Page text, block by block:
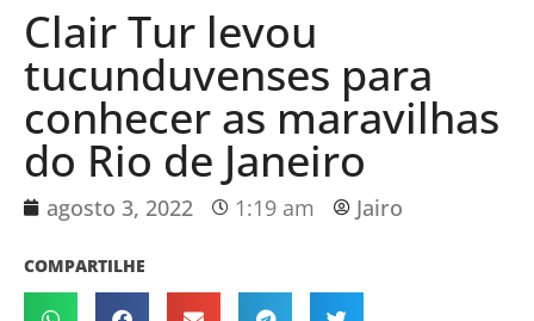
Clair Tur levou
tucunduvenses para
conhecer as maravilhas
do Rio de Janeiro
agosto 3, 2022 1:19 am Jairo
COMPARTILHE